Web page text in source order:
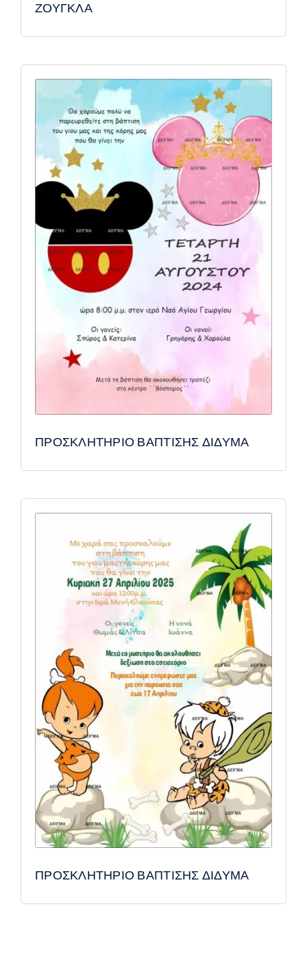
ΖΟΥΓΚΛΑ
ΠΡΟΣΚΛΗΤΗΡΙΟ ΒΑΠΤΙΣΗΣ ΔΙΔΥΜΑ
ΠΡΟΣΚΛΗΤΗΡΙΟ ΒΑΠΤΙΣΗΣ ΔΙΔΥΜΑ